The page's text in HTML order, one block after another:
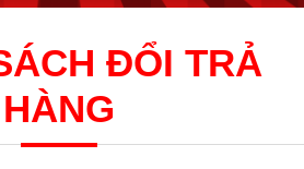
ĐỔI TRẢ
HÀNG